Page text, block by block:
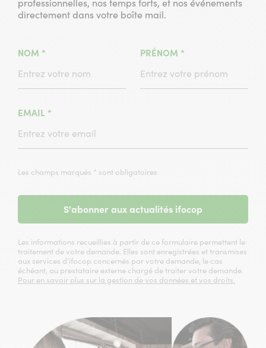
professionnelles, nos temps forts, et nos événements
directement dans votre boîte mail.
NOM * PRÉNOM *
EMAIL *
Les champs marqués * sont obligatoires
S'abonner aux actualités ifocop
Les informations recueillies à partir de ce formulaire permettent le
traitement de votre demande. Elles sont enregistrées et transmises
aux services d’ifocop concernés par votre demande, le cas
échéant, au prestataire externe chargé de traiter votre demande.
Pour en savoir plus sur la gestion de vos données et vos droits.